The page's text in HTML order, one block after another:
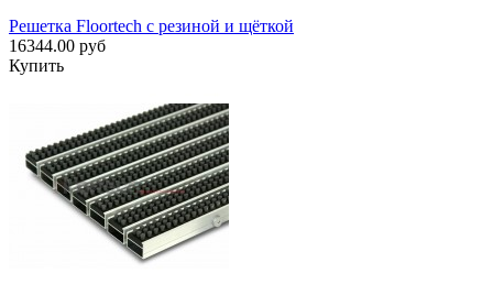
Решетка Floortech с резиной и щёткой
16344.00 руб
Купить